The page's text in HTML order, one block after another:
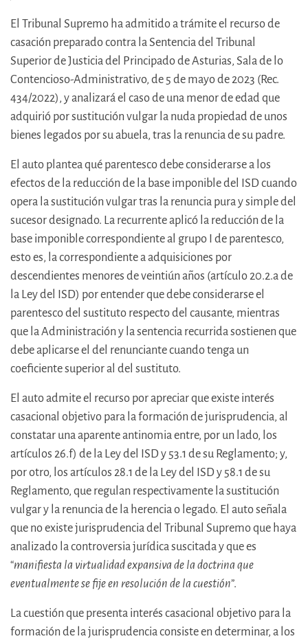
El Tribunal Supremo ha admitido a trámite el recurso de
casación preparado contra la Sentencia del Tribunal
Superior de Justicia del Principado de Asturias, Sala de lo
Contencioso-Administrativo, de 5 de mayo de 2023 (Rec.
434/2022), y analizará el caso de una menor de edad que
adquirió por sustitución vulgar la nuda propiedad de unos
bienes legados por su abuela, tras la renuncia de su padre.
El auto plantea qué parentesco debe considerarse a los
efectos de la reducción de la base imponible del ISD cuando
opera la sustitución vulgar tras la renuncia pura y simple del
sucesor designado. La recurrente aplicó la reducción de la
base imponible correspondiente al grupo I de parentesco,
esto es, la correspondiente a adquisiciones por
descendientes menores de veintiún años (artículo 20.2.a de
la Ley del ISD) por entender que debe considerarse el
parentesco del sustituto respecto del causante, mientras
que la Administración y la sentencia recurrida sostienen que
debe aplicarse el del renunciante cuando tenga un
coeficiente superior al del sustituto.
El auto admite el recurso por apreciar que existe interés
casacional objetivo para la formación de jurisprudencia, al
constatar una aparente antinomia entre, por un lado, los
artículos 26.f) de la Ley del ISD y 53.1 de su Reglamento; y,
por otro, los artículos 28.1 de la Ley del ISD y 58.1 de su
Reglamento, que regulan respectivamente la sustitución
vulgar y la renuncia de la herencia o legado. El auto señala
que no existe jurisprudencia del Tribunal Supremo que haya
analizado la controversia jurídica suscitada y que es
“manifiesta la virtualidad expansiva de la doctrina que
eventualmente se fije en resolución de la cuestión”.
La cuestión que presenta interés casacional objetivo para la
formación de la jurisprudencia consiste en determinar, a los